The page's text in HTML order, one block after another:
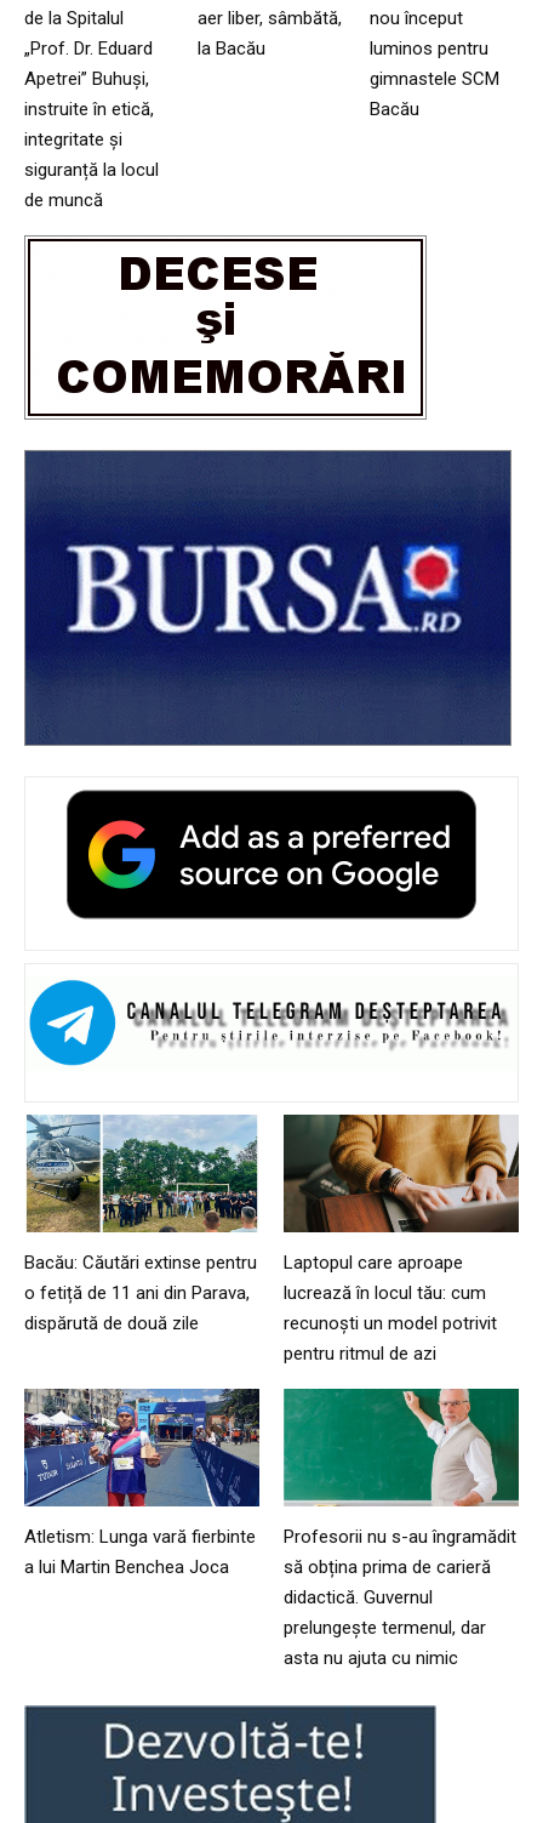
de la Spitalul
„Prof. Dr. Eduard
Apetrei” Buhuși,
instruite în etică,
integritate și
siguranță la locul
de muncă
aer liber, sâmbătă,
la Bacău
nou început
luminos pentru
gimnastele SCM
Bacău
Bacău: Căutări extinse pentru
o fetiță de 11 ani din Parava,
dispărută de două zile
Laptopul care aproape
lucrează în locul tău: cum
recunoști un model potrivit
pentru ritmul de azi
Atletism: Lunga vară fierbinte
a lui Martin Benchea Joca
Profesorii nu s-au îngramădit
să obțina prima de carieră
didactică. Guvernul
prelungește termenul, dar
asta nu ajuta cu nimic